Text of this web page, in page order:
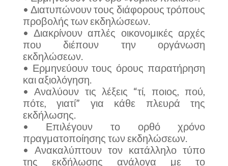
• Διατυπώνουν τους διάφορους τρόπους
προβολής των εκδηλώσεων.
• Διακρίνουν απλές οικονομικές αρχές
που διέπουν την οργάνωση
εκδηλώσεων.
• Ερμηνεύουν τους όρους παρατήρηση
και αξιολόγηση.
• Αναλύουν τις λέξεις “τί, ποιος, πού,
πότε, γιατί” για κάθε πλευρά της
εκδήλωσης.
• Επιλέγουν το ορθό χρόνο
πραγματοποίησης των εκδηλώσεων.
• Ανακαλύπτουν τον κατάλληλο τύπο
της εκδήλωσης ανάλογα με το